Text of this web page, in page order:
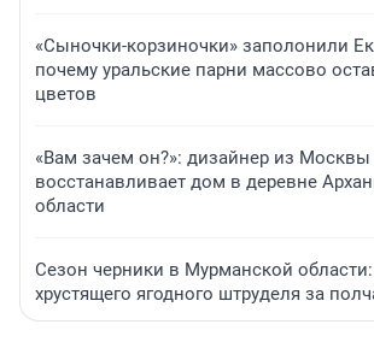
«Сыночки-корзиночки» заполонили
почему уральские парни массово
цветов
«Вам зачем он?»: дизайнер из Москвы
восстанавливает дом в деревне
области
Сезон черники в Мурманской
хрустящего ягодного штруделя за